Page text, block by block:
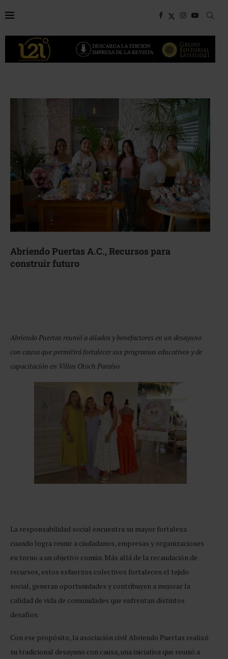
Abriendo Puertas A.C., Recursos para
construir futuro
Abriendo Puertas reunió a aliados y benefactores en un desayuno
con causa que permitirá fortalecer sus programas educativos y de
capacitación en Villas Otoch Paraíso
La responsabilidad social encuentra su mayor fortaleza
cuando logra reunir a ciudadanos, empresas y organizaciones
en torno a un objetivo común. Más allá de la recaudación de
recursos, estos esfuerzos colectivos fortalecen el tejido
social, generan oportunidades y contribuyen a mejorar la
calidad de vida de comunidades que enfrentan distintos
desafíos.
Con ese propósito, la asociación civil Abriendo Puertas realizó
su tradicional desayuno con causa, una iniciativa que reunió a